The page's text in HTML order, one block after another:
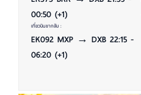
00:50 (+1)
เที่ยวบินขากลับ :
EK092 MXP → DXB 22:15 -
06:20 (+1)